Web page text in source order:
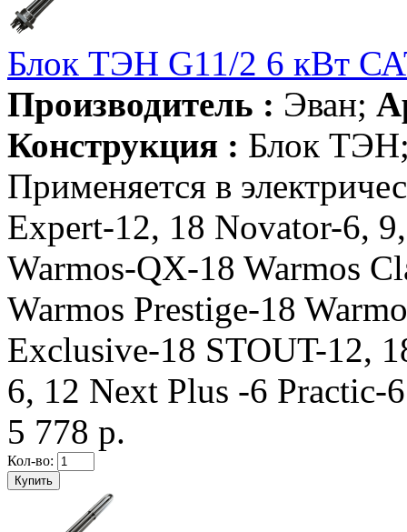
Блок ТЭН G11/2 6 кВт
Производитель : Эван;
Конструкция : Блок
Применяется в
Expert-12, 18 Novator-6,
Warmos-QX-18 Warmos
Warmos Prestige-18
Exclusive-18 STOUT-12,
6, 12 Next Plus -6 Practic-
5 778 р.
Кол-во: